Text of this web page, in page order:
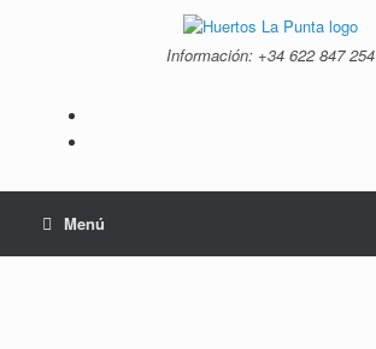
Información: +34 ‭622 847 254‬
Menú